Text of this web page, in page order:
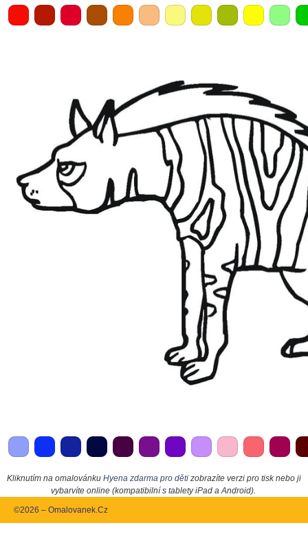
Kliknutím na omalovánku Hyena zdarma pro děti zobrazíte verzi pro tisk nebo ji
vybarvíte online (kompatibilní s tablety iPad a Android).
©2026 – Omalovanek.Cz